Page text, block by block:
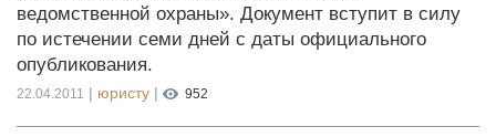
ведомственной охраны». Документ вступит в силу
по истечении семи дней с даты официального
опубликования.
22.04.2011 | юристу | 952